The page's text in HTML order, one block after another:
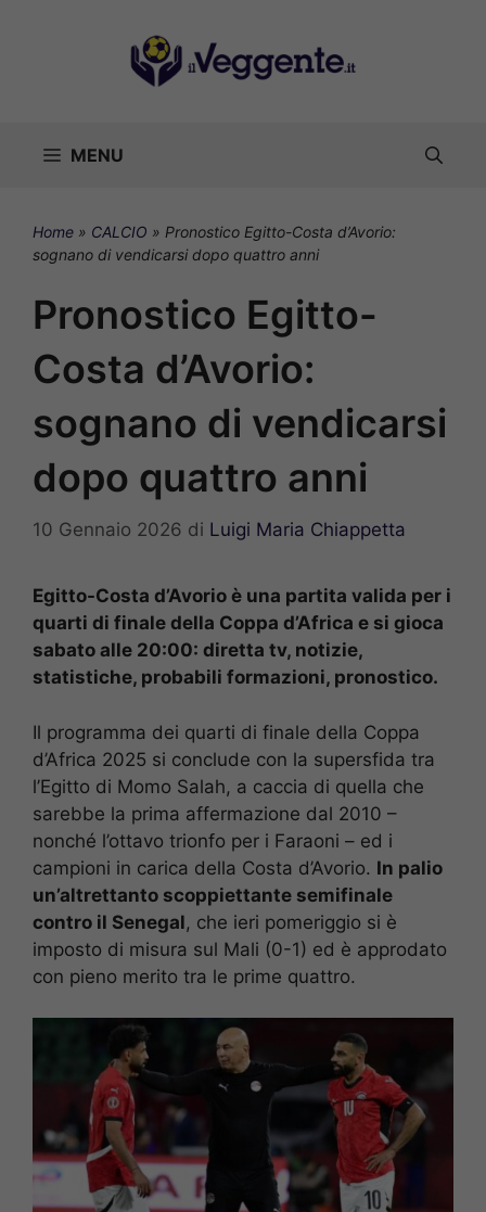
MENU
Home » CALCIO » Pronostico Egitto-Costa d’Avorio:
sognano di vendicarsi dopo quattro anni
Pronostico Egitto-
Costa d’Avorio:
sognano di vendicarsi
dopo quattro anni
10 Gennaio 2026 di Luigi Maria Chiappetta
Egitto-Costa d’Avorio è una partita valida per i
quarti di finale della Coppa d’Africa e si gioca
sabato alle 20:00: diretta tv, notizie,
statistiche, probabili formazioni, pronostico.
Il programma dei quarti di finale della Coppa
d’Africa 2025 si conclude con la supersfida tra
l’Egitto di Momo Salah, a caccia di quella che
sarebbe la prima affermazione dal 2010 –
nonché l’ottavo trionfo per i Faraoni – ed i
campioni in carica della Costa d’Avorio. In palio
un’altrettanto scoppiettante semifinale
contro il Senegal, che ieri pomeriggio si è
imposto di misura sul Mali (0-1) ed è approdato
con pieno merito tra le prime quattro.